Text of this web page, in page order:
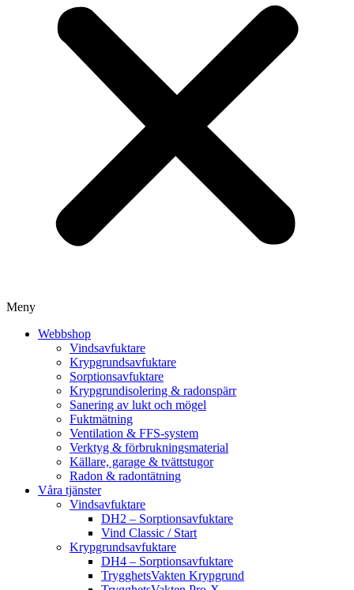
Meny
Webbshop
Vindsavfuktare
Krypgrundsavfuktare
Sorptionsavfuktare
Krypgrundisolering & radonspärr
Sanering av lukt och mögel
Fuktmätning
Ventilation & FFS-system
Verktyg & förbrukningsmaterial
Källare, garage & tvättstugor
Radon & radontätning
Våra tjänster
Vindsavfuktare
DH2 – Sorptionsavfuktare
Vind Classic / Start
Krypgrundsavfuktare
DH4 – Sorptionsavfuktare
TrygghetsVakten Krypgrund